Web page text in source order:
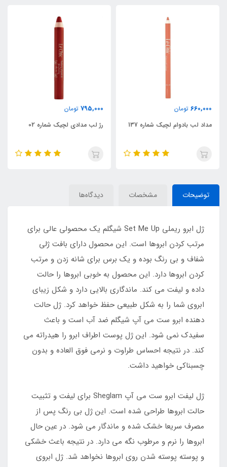
660,000 تومان
مداد لب بادوام لچیک شماره 137
795,000 تومان
رژ لب مدادی لچیک شماره 02
توضیحات مشخصات دیدگاه‌ها
ژل ابرو ریملی Set Me Up شیگلم یک محصولی عالی برای
مرتب کردن ابروها است. این محصول دارای بافت ژلی
شفاف و بی رنگ بوده و یک برس برای شانه زدن و مرتب
کردن ابروها دارد. این محصول به خوبی ابروها را حالت
داده و لیفت می کند. ماندگاری بالایی دارد و شکل زیبای
ابروی شما را به شکل طبیعی حفظ خواهد کرد. ژل حالت
دهنده ابرو ست می آپ شیگلم ضد آب است و باعث
سفیدک نمی شود. این ژل پوست اطراف ابرو را هیدراته می
کند. در نتیجه احساس طراوت و نرمی فوق العاده و بدون
چسبناکی خواهید داشت.
ژل لیفت ابرو ست می آپ Sheglam برای لیفت و تثبیت
حالت ابروها طراحی شده است. این ژل بی رنگ پس از
مصرف سریعا خشک شده و ماندگار می شود. در عین حال
ابروها را نرم و مرطوب نگه می دارد. در نتیجه باعث خشکی
و پوسته پوسته شدن روی ابروها نخواهد شد. ژل ابروی